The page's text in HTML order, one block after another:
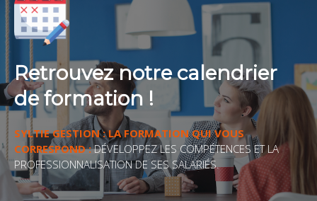
Retrouvez notre calendrier
de formation !
SYLTIE GESTION : LA FORMATION QUI VOUS
CORRESPOND :DÉVELOPPEZ LES COMPÉTENCES ET LA
PROFESSIONNALISATION DE SES SALARIÉS.